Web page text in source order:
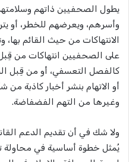
يطول الصحفيين ذاتهم
وأسرهم، ويعرضهم للخطر، أو
الانتهاكات من حيث القائم
على الصحفيين انتهاكات من
كالفصل التعسفي، أو من قِبل
أو الاتهام بنشر أخبار كاذبة من
وغيرها من التهم الفضفاضة.
ولا شك في أن تقديم الدعم
يُمثل خطوة أساسية في محاولة